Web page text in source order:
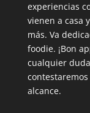
experiencias
vienen a casa
más. Va
foodie. ¡Bon
cualquier
alcance.